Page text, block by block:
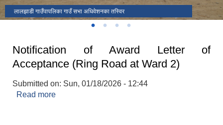
लालझाडी गाउँपापलिका गाउँ सभा अधिवेशनका तस्विर
Notification of Award Letter of
Acceptance (Ring Road at Ward 2)
Submitted on: Sun, 01/18/2026 - 12:44
Read more